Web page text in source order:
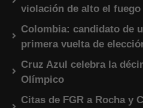
violación de alto el fuego
Colombia: candidato de
primera vuelta de
Cruz Azul celebra la
Olímpico
Citas de FGR a Rocha y